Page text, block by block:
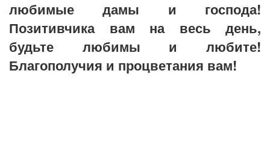
любимые дамы и господа!
Позитивчика вам на весь день,
будьте любимы и любите!
Благополучия и процветания вам!